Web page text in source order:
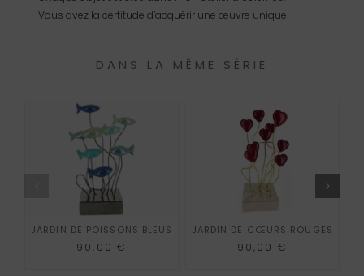
Vous avez la certitude d’acquérir une œuvre unique
DANS LA MÊME SÉRIE
JARDIN DE POISSONS BLEUS
90,00€
JARDIN DE CŒURS ROUGES
90,00 €